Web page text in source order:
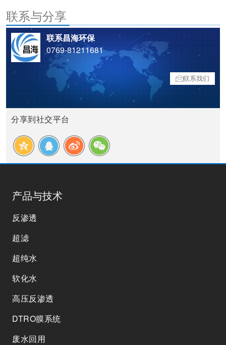
联系与分享
联系昌海环保
0769-81211681
联系我们
分享到社交平台
产品与技术
反渗透
超滤
超纯水
软化水
高压反渗透
DTRO膜系统
废水回用